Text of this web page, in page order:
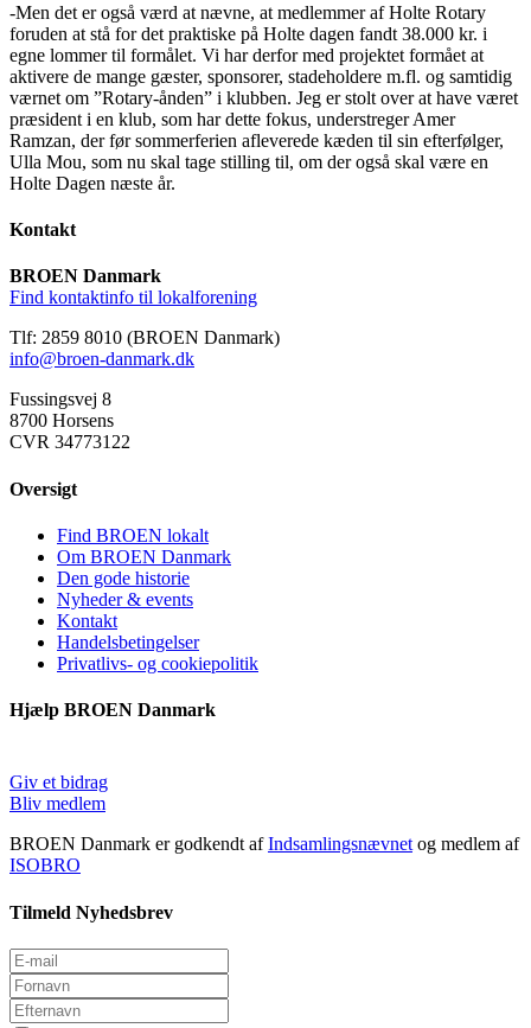
-Men det er også værd at nævne, at medlemmer af Holte Rotary
foruden at stå for det praktiske på Holte dagen fandt 38.000 kr. i
egne lommer til formålet. Vi har derfor med projektet formået at
aktivere de mange gæster, sponsorer, stadeholdere m.fl. og samtidig
værnet om ”Rotary-ånden” i klubben. Jeg er stolt over at have været
præsident i en klub, som har dette fokus, understreger Amer
Ramzan, der før sommerferien afleverede kæden til sin efterfølger,
Ulla Mou, som nu skal tage stilling til, om der også skal være en
Holte Dagen næste år.
Kontakt
BROEN Danmark
Find kontaktinfo til lokalforening
Tlf: 2859 8010 (BROEN Danmark)
info@broen-danmark.dk
Fussingsvej 8
8700 Horsens
CVR 34773122
Oversigt
Find BROEN lokalt
Om BROEN Danmark
Den gode historie
Nyheder & events
Kontakt
Handelsbetingelser
Privatlivs- og cookiepolitik
Hjælp BROEN Danmark
Giv et bidrag
Bliv medlem
BROEN Danmark er godkendt afIndsamlingsnævnetog medlem af
ISOBRO
Tilmeld Nyhedsbrev